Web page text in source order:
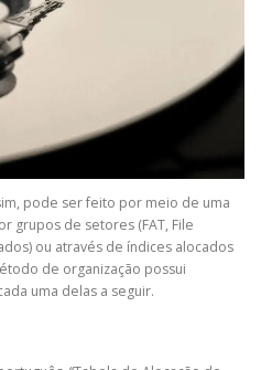
pode ser feito por meio de uma
grupos de setores (FAT, File
ou através de índices alocados
de organização possui
uma delas a seguir.